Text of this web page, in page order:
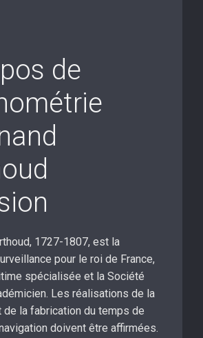
de
1727-1807, est la
pour le roi de France,
spécialisée et la Société
Les réalisations de la
de la fabrication du temps de
doivent être affirmées.